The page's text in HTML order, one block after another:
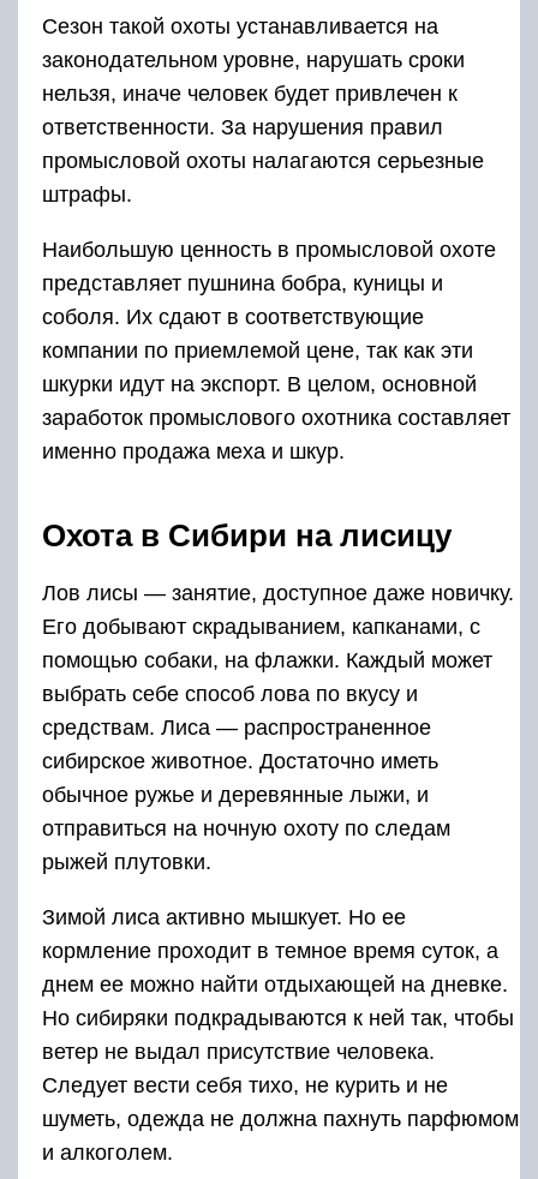
Сезон такой охоты устанавливается на
законодательном уровне, нарушать сроки
нельзя, иначе человек будет привлечен к
ответственности. За нарушения правил
промысловой охоты налагаются серьезные
штрафы.
Наибольшую ценность в промысловой охоте
представляет пушнина бобра, куницы и
соболя. Их сдают в соответствующие
компании по приемлемой цене, так как эти
шкурки идут на экспорт. В целом, основной
заработок промыслового охотника составляет
именно продажа меха и шкур.
Охота в Сибири на лисицу
Лов лисы — занятие, доступное даже новичку.
Его добывают скрадыванием, капканами, с
помощью собаки, на флажки. Каждый может
выбрать себе способ лова по вкусу и
средствам. Лиса — распространенное
сибирское животное. Достаточно иметь
обычное ружье и деревянные лыжи, и
отправиться на ночную охоту по следам
рыжей плутовки.
Зимой лиса активно мышкует. Но ее
кормление проходит в темное время суток, а
днем ее можно найти отдыхающей на дневке.
Но сибиряки подкрадываются к ней так, чтобы
ветер не выдал присутствие человека.
Следует вести себя тихо, не курить и не
шуметь, одежда не должна пахнуть парфюмом
и алкоголем.